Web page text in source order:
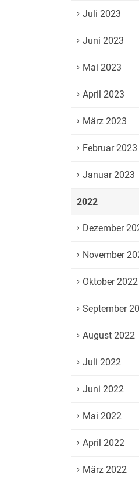
Juli 2023
Juni 2023
Mai 2023
April 2023
März 2023
Februar 2023
Januar 2023
2022
Dezember
November
Oktober 2022
September
August 2022
Juli 2022
Juni 2022
Mai 2022
April 2022
März 2022